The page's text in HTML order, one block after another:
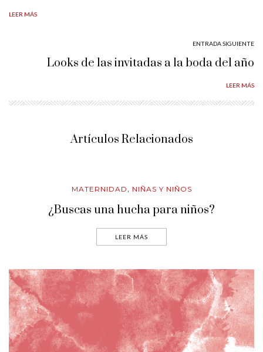
LEER MÁS
ENTRADA SIGUIENTE
Looks de las invitadas a la boda del año
LEER MÁS
Artículos Relacionados
MATERNIDAD , NIÑAS Y NIÑOS
¿Buscas una hucha para niños?
LEER MÁS